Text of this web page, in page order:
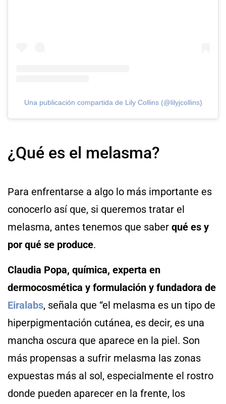
Una publicación compartida de Lily Collins (@lilyjcollins)
¿Qué es el melasma?
Para enfrentarse a algo lo más importante es
conocerlo así que, si queremos tratar el
melasma, antes tenemos que saber qué es y
por qué se produce.
Claudia Popa, química, experta en
dermocosmética y formulación y fundadora de
Eiralabs, señala que “el melasma es un tipo de
hiperpigmentación cutánea, es decir, es una
mancha oscura que aparece en la piel. Son
más propensas a sufrir melasma las zonas
expuestas más al sol, especialmente el rostro
donde pueden aparecer en la frente, los